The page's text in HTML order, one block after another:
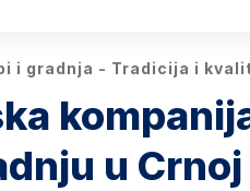
i gradnja - Tradicija i
u Crnoj